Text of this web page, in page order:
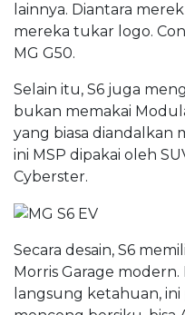
lainnya. Diantara
mereka tukar logo.
MG G50.
Selain itu, S6 juga
bukan memakai
yang biasa diandalkan
ini MSP dipakai oleh
Cyberster.
Secara desain, S6
Morris Garage
langsung ketahuan,